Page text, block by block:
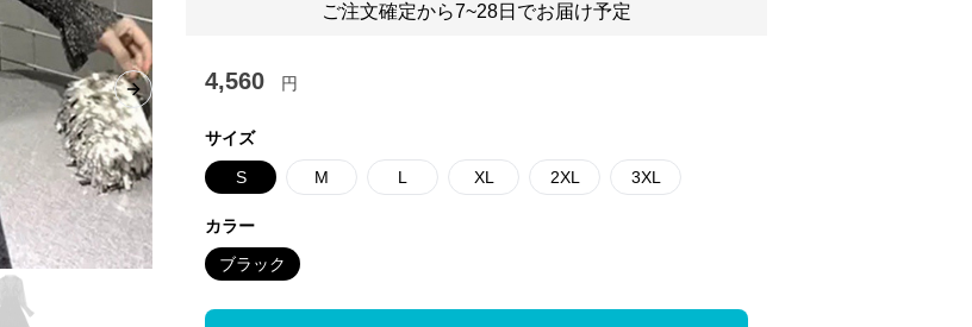
Next slide
ご注文確定から7~28日でお届け予定
4,560 円
サイズ
S M L XL 2XL 3XL
カラー
ブラック